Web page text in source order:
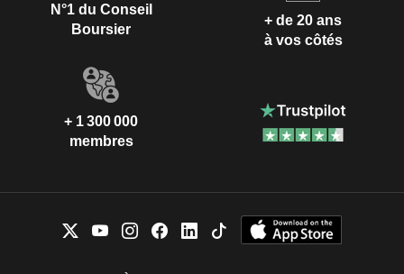
N°1 du Conseil
Boursier
+ de 20 ans
à vos côtés
+ 1 300 000
membres